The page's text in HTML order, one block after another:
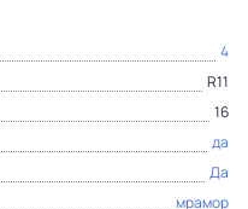
4
R11
16
да
Да
мрамор